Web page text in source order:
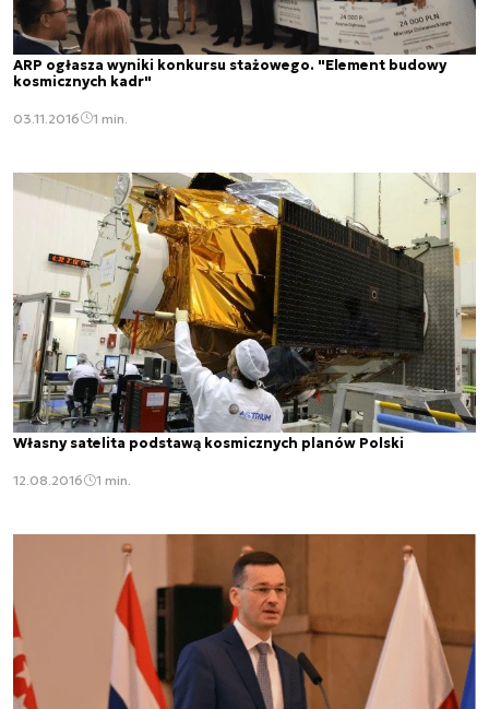
ARP ogłasza wyniki konkursu stażowego. "Element budowy
kosmicznych kadr"
03.11.2016 1 min.
Własny satelita podstawą kosmicznych planów Polski
12.08.2016 1 min.